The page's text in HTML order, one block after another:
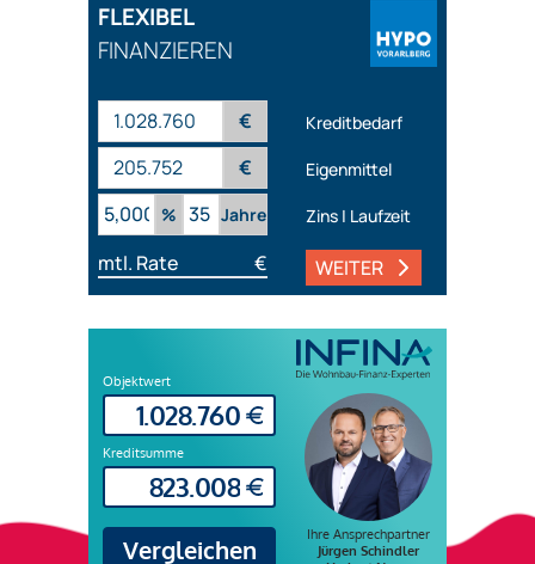
FLEXIBEL
FINANZIEREN
€ Kreditbedarf
€
Eigenmittel
%
Jahre Zins | Laufzeit
mtl. Rate € WEITER